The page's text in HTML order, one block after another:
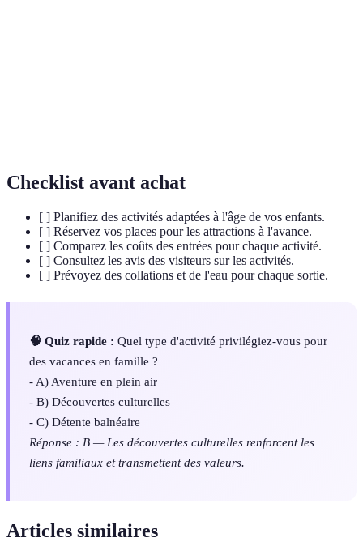
Checklist avant achat
[ ] Planifiez des activités adaptées à l'âge de vos enfants.
[ ] Réservez vos places pour les attractions à l'avance.
[ ] Comparez les coûts des entrées pour chaque activité.
[ ] Consultez les avis des visiteurs sur les activités.
[ ] Prévoyez des collations et de l'eau pour chaque sortie.
🧠 Quiz rapide : Quel type d'activité privilégiez-vous pour
des vacances en famille ?
- A) Aventure en plein air
- B) Découvertes culturelles
- C) Détente balnéaire
Réponse : B — Les découvertes culturelles renforcent les
liens familiaux et transmettent des valeurs.
Articles similaires